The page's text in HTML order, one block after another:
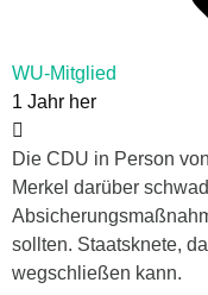
WU-Mitglied
1 Jahr her
Die CDU in Person
Merkel darüber
sollten. Staatsknete,
wegschließen kann.